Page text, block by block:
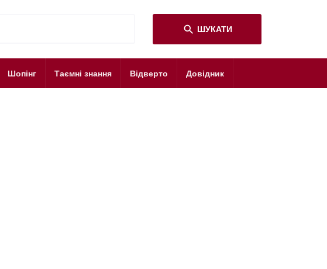
search ШУКАТИ
Шопінг Таємні знання Відверто Довідник